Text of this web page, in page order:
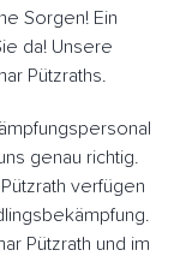
Sorgen! Ein
da! Unsere
Pützraths.
genau richtig.
verfügen
Pützrath und im